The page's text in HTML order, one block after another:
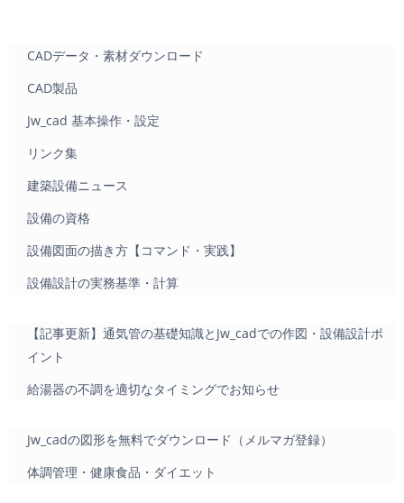
CADデータ・素材ダウンロード
CAD製品
Jw_cad 基本操作・設定
リンク集
建築設備ニュース
設備の資格
設備図面の描き方【コマンド・実践】
設備設計の実務基準・計算
【記事更新】通気管の基礎知識とJw_cadでの作図・設備設計ポ
イント
給湯器の不調を適切なタイミングでお知らせ
Jw_cadの図形を無料でダウンロード（メルマガ登録）
体調管理・健康食品・ダイエット